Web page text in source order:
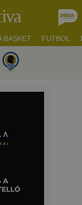
BASKET FUTBOL